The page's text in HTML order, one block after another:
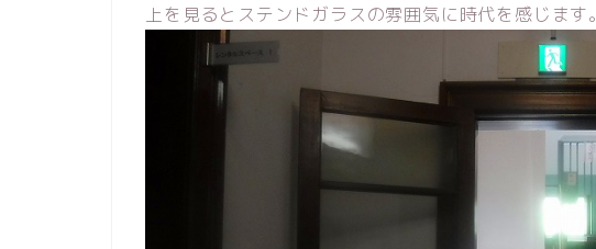
上を見るとステンドガラスの雰囲気に時代を感じます。